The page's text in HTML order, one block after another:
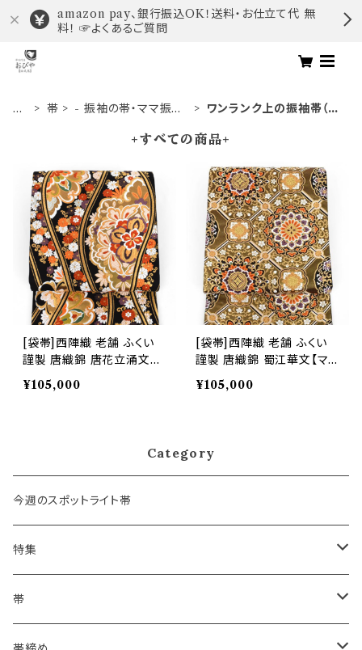
amazon pay、銀行振込OK！送料・お仕立て代 無
料！ ☞よくあるご質問
ト
帯
- 振袖の帯・ママ振り・
ワンランク上の振袖帯（オ
+すべての商品+
[袋帯]西陣織 老舗 ふくい
謹製 唐織錦 唐花立涌文
【ママ振袖/ママ振り】正絹
日本製(商品番号:15834)
¥105,000
[袋帯]西陣織 老舗 ふくい
謹製 唐織錦 蜀江華文【マ
マ振袖/ママ振り】正絹 日本
製(商品番号:15835) フォー
¥105,000
Category
今週のスポットライト帯
特集
浴衣にも！夏の帯揚げ
帯